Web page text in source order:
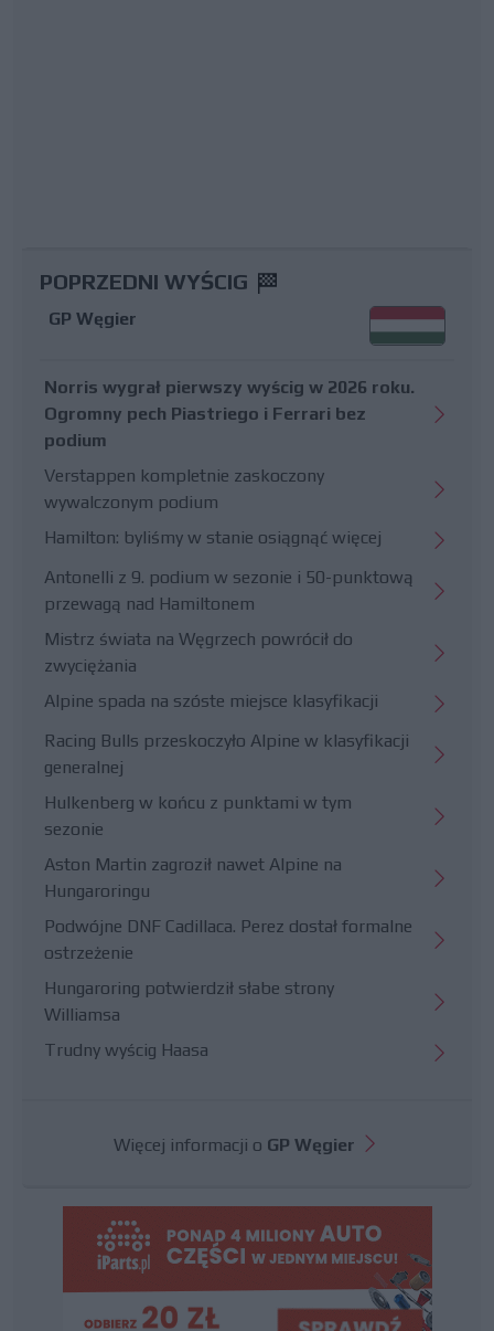
POPRZEDNI WYŚCIG
GP Węgier
Norris wygrał pierwszy wyścig w 2026 roku.
Ogromny pech Piastriego i Ferrari bez
podium
Verstappen kompletnie zaskoczony
wywalczonym podium
Hamilton: byliśmy w stanie osiągnąć więcej
Antonelli z 9. podium w sezonie i 50-punktową
przewagą nad Hamiltonem
Mistrz świata na Węgrzech powrócił do
zwyciężania
Alpine spada na szóste miejsce klasyfikacji
Racing Bulls przeskoczyło Alpine w klasyfikacji
generalnej
Hulkenberg w końcu z punktami w tym
sezonie
Aston Martin zagroził nawet Alpine na
Hungaroringu
Podwójne DNF Cadillaca. Perez dostał formalne
ostrzeżenie
Hungaroring potwierdził słabe strony
Williamsa
Trudny wyścig Haasa
Więcej informacji o GP Węgier